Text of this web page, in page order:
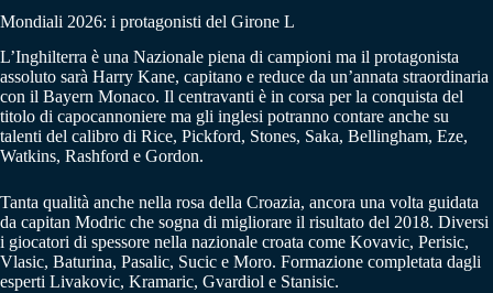
Mondiali 2026: i protagonisti del Girone L
L’Inghilterra è una Nazionale piena di campioni ma il protagonista
assoluto sarà Harry Kane, capitano e reduce da un’annata straordinaria
con il Bayern Monaco. Il centravanti è in corsa per la conquista del
titolo di capocannoniere ma gli inglesi potranno contare anche su
talenti del calibro di Rice, Pickford, Stones, Saka, Bellingham, Eze,
Watkins, Rashford e Gordon.
Tanta qualità anche nella rosa della Croazia, ancora una volta guidata
da capitan Modric che sogna di migliorare il risultato del 2018. Diversi
i giocatori di spessore nella nazionale croata come Kovavic, Perisic,
Vlasic, Baturina, Pasalic, Sucic e Moro. Formazione completata dagli
esperti Livakovic, Kramaric, Gvardiol e Stanisic.